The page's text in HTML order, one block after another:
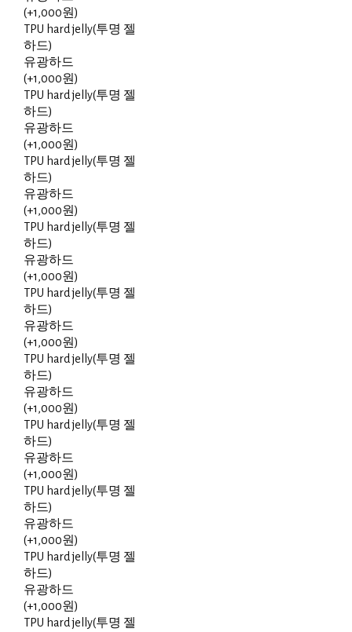
(+1,000원)
TPU hard jelly(투명 젤
하드)
유광하드
(+1,000원)
TPU hard jelly(투명 젤
하드)
유광하드
(+1,000원)
TPU hard jelly(투명 젤
하드)
유광하드
(+1,000원)
TPU hard jelly(투명 젤
하드)
유광하드
(+1,000원)
TPU hard jelly(투명 젤
하드)
유광하드
(+1,000원)
TPU hard jelly(투명 젤
하드)
유광하드
(+1,000원)
TPU hard jelly(투명 젤
하드)
유광하드
(+1,000원)
TPU hard jelly(투명 젤
하드)
유광하드
(+1,000원)
TPU hard jelly(투명 젤
하드)
유광하드
(+1,000원)
TPU hard jelly(투명 젤